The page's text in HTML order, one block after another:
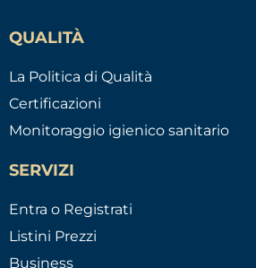
QUALITÀ
La Politica di Qualità
Certificazioni
Monitoraggio igienico sanitario
SERVIZI
Entra o Registrati
Listini Prezzi
Business